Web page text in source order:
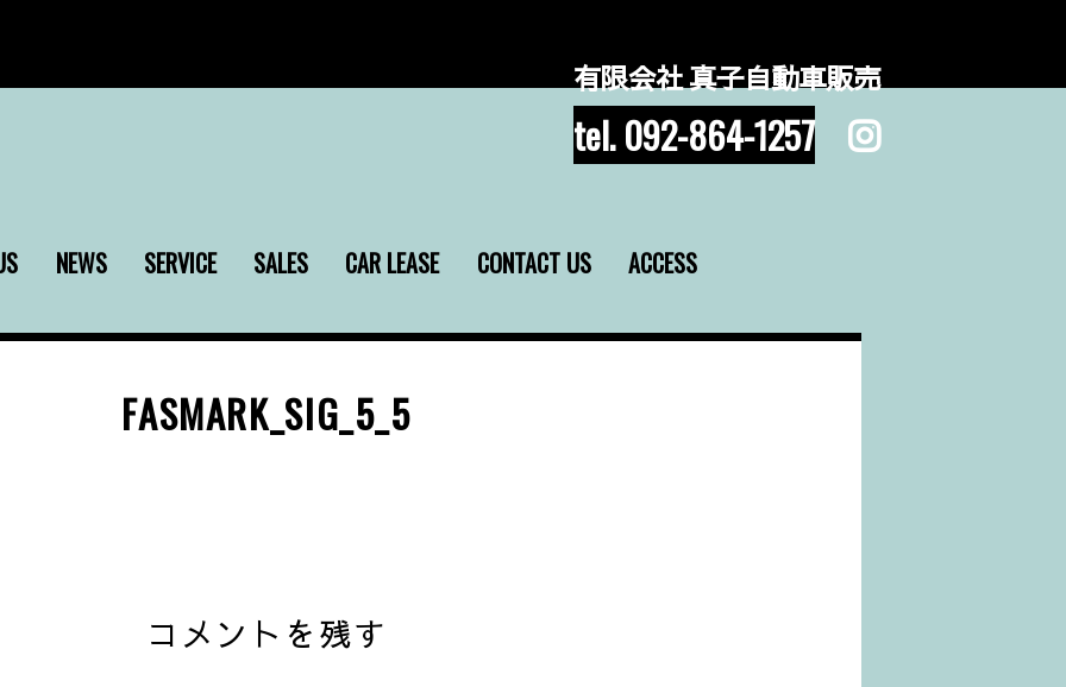
有限会社 真子自動車販売
tel. 092-864-1257
NEWS SERVICE SALES CAR LEASE CONTACT US ACCESS
FASMARK_SIG_5_5
コメントを残す